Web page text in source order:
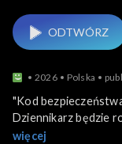
ODTWÓRZ
2026 Polska
"Kod
Dziennikarz będzie
współczesnych
więcej